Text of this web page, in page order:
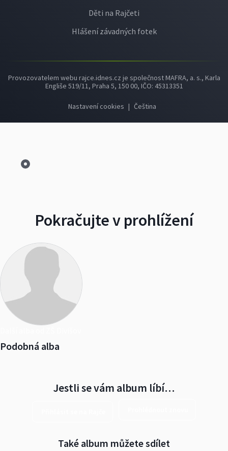
Děti na Rajčeti
Hlášení závadných fotek
Provozovatelem webu rajce.idnes.cz je společnost MAFRA, a. s., Karla
Engliše 519/11, Praha 5, 150 00, IČO: 45313351
Nastavení cookies | Čeština
Pokračujte v prohlížení
Podobná alba
Jestli se vám album líbí…
Také album můžete sdílet